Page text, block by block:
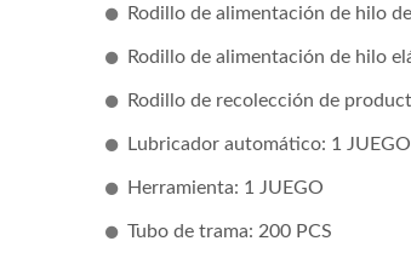
Rodillo de alimentación de hilo
Rodillo de alimentación de hilo
Rodillo de recolección de
Lubricador automático: 1 JUEGO
Herramienta: 1 JUEGO
Tubo de trama: 200 PCS